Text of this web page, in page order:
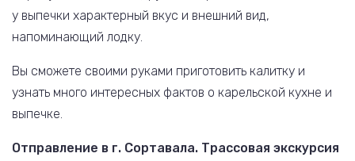
у выпечки характерный вкус и внешний вид,
напоминающий лодку.
Вы сможете своими руками приготовить калитку и
узнать много интересных фактов о карельской кухне и
выпечке.
Отправление в г. Сортавала. Трассовая экскурсия